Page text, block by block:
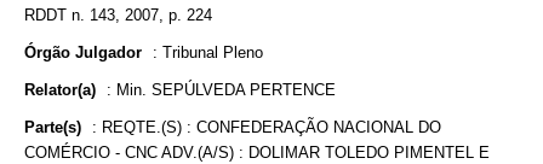
RDDT n. 143, 2007, p. 224
Órgão Julgador : Tribunal Pleno
Relator(a) : Min. SEPÚLVEDA PERTENCE
Parte(s) : REQTE.(S) : CONFEDERAÇÃO NACIONAL DO
COMÉRCIO - CNC ADV.(A/S) : DOLIMAR TOLEDO PIMENTEL E